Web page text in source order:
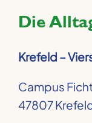
Die
Krefeld –
Campus
47807